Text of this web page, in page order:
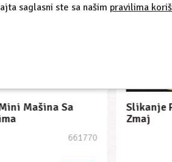
Mašina Sa
661770
Slikanje
Zmaj
saglasni ste sa našim pravilima